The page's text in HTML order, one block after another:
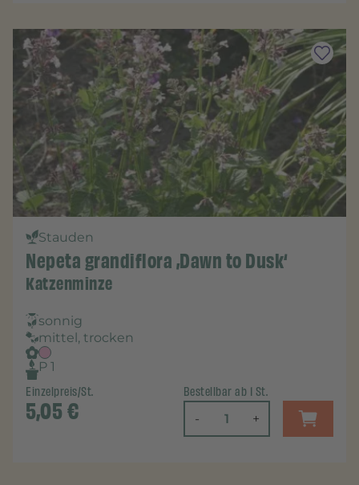
Stauden
Nepeta grandiflora ‚Dawn to Dusk‘
Katzenminze
sonnig
mittel, trocken
P 1
Einzelpreis/St.
5,05€
Bestellbar ab 1 St.
- +